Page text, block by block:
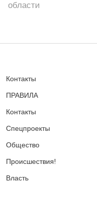
области
Контакты
ПРАВИЛА
Контакты
Спецпроекты
Общество
Происшествия!
Власть